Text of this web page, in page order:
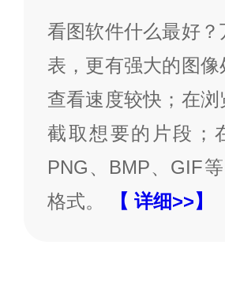
看图软件什么最好
表，更有强大的图
查看速度较快；在
截取想要的片段；
PNG、BMP、GIF
格式。
【 详细>>】